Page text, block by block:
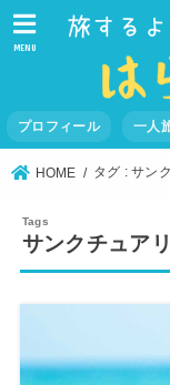
MENU
プロフィール 一人
HOME タグ : サン
サンクチュアリ